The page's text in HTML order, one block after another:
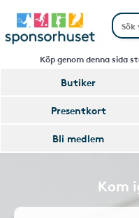
Köp genom denna sida
Butiker
Presentkort
Bli medlem
Kom